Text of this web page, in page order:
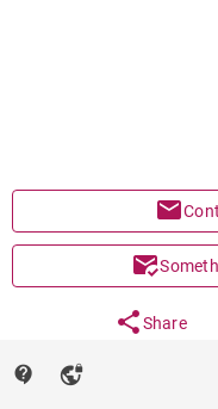
mail
mark_email_read
shareShare
contact_support vpn_lock